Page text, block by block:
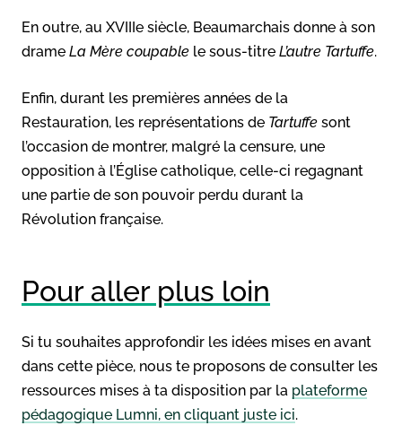
En outre, au XVIIIe siècle, Beaumarchais donne à son
drame La Mère coupable le sous-titre L’autre Tartuffe.
Enfin, durant les premières années de la
Restauration, les représentations de Tartuffe sont
l’occasion de montrer, malgré la censure, une
opposition à l’Église catholique, celle-ci regagnant
une partie de son pouvoir perdu durant la
Révolution française.
Pour aller plus loin
Si tu souhaites approfondir les idées mises en avant
dans cette pièce, nous te proposons de consulter les
ressources mises à ta disposition par la plateforme
pédagogique Lumni, en cliquant juste ici.